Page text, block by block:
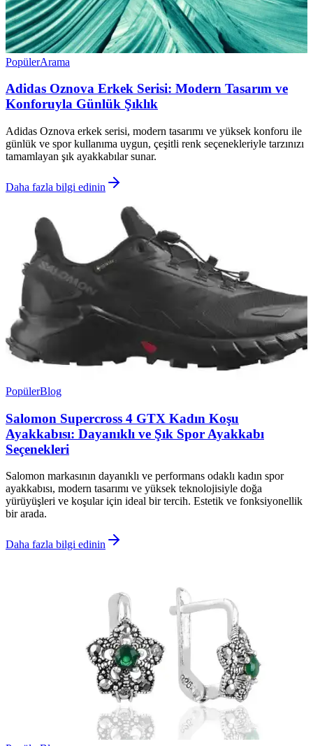
PopülerArama
Adidas Oznova Erkek Serisi: Modern Tasarım ve
Konforuyla Günlük Şıklık
Adidas Oznova erkek serisi, modern tasarımı ve yüksek konforu ile
günlük ve spor kullanıma uygun, çeşitli renk seçenekleriyle tarzınızı
tamamlayan şık ayakkabılar sunar.
Daha fazla bilgi edinin
PopülerBlog
Salomon Supercross 4 GTX Kadın Koşu
Ayakkabısı: Dayanıklı ve Şık Spor Ayakkabı
Seçenekleri
Salomon markasının dayanıklı ve performans odaklı kadın spor
ayakkabısı, modern tasarımı ve yüksek teknolojisiyle doğa
yürüyüşleri ve koşular için ideal bir tercih. Estetik ve fonksiyonellik
bir arada.
Daha fazla bilgi edinin